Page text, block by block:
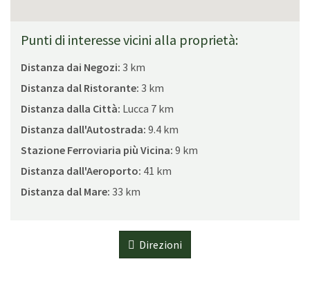
Punti di interesse vicini alla proprietà:
Distanza dai Negozi: 3 km
Distanza dal Ristorante: 3 km
Distanza dalla Città: Lucca 7 km
Distanza dall'Autostrada: 9.4 km
Stazione Ferroviaria più Vicina: 9 km
Distanza dall'Aeroporto: 41 km
Distanza dal Mare: 33 km
Direzioni